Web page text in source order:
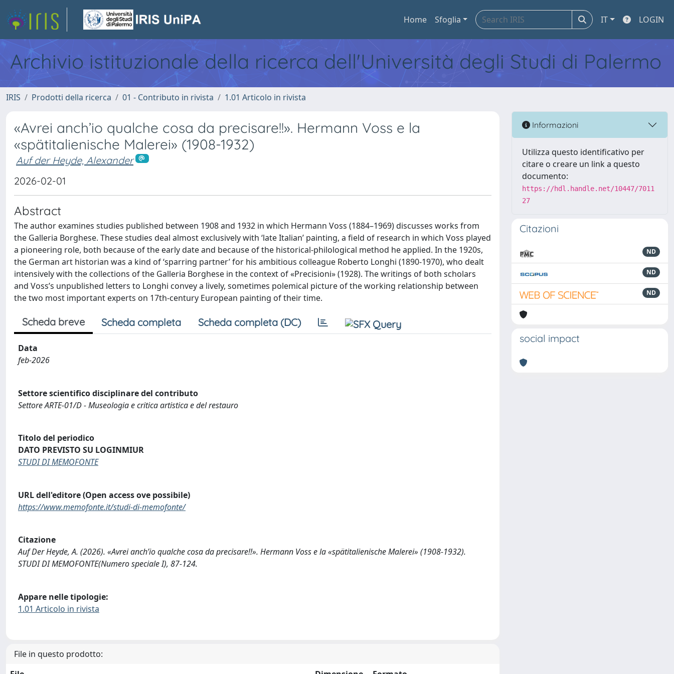
Home Sfoglia IT LOGIN
Archivio istituzionale della ricerca dell'Università degli Studi di Palermo
IRIS Prodotti della ricerca 01 - Contributo in rivista 1.01 Articolo in rivista
«Avrei anch’io qualche cosa da precisare!!». Hermann Voss e la
«spätitalienische Malerei» (1908-1932)
Auf der Heyde, Alexander
2026-02-01
Abstract
The author examines studies published between 1908 and 1932 in which Hermann Voss (1884–1969) discusses works from
the Galleria Borghese. These studies deal almost exclusively with ‘late Italian’ painting, a field of research in which Voss played
a pioneering role, both because of the early date and because of the historical-philological method he applied. In the 1920s,
the German art historian was a kind of ‘sparring partner’ for his ambitious colleague Roberto Longhi (1890-1970), who dealt
intensively with the collections of the Galleria Borghese in the context of «Precisioni» (1928). The writings of both scholars
and Voss’s unpublished letters to Longhi convey a lively, sometimes polemical picture of the working relationship between
the two most important experts on 17th-century European painting of their time.
Scheda breve Scheda completa Scheda completa (DC)
Data
feb-2026
Settore scientifico disciplinare del contributo
Settore ARTE-01/D - Museologia e critica artistica e del restauro
Titolo del periodico
DATO PREVISTO SU LOGINMIUR
STUDI DI MEMOFONTE
URL dell'editore (Open access ove possibile)
https://www.memofonte.it/studi-di-memofonte/
Citazione
Auf Der Heyde, A. (2026). «Avrei anch’io qualche cosa da precisare!!». Hermann Voss e la «spätitalienische Malerei» (1908-1932).
STUDI DI MEMOFONTE(Numero speciale I), 87-124.
Appare nelle tipologie:
1.01 Articolo in rivista
File in questo prodotto:
Informazioni
Utilizza questo identificativo per
citare o creare un link a questo
documento:
https://hdl.handle.net/10447/7011
27
Citazioni
ND
ND
ND
social impact